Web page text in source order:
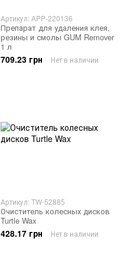
Артикул: APP-220136
Препарат для удаления клея,
резины и смолы GUM Remover
1 л
709.23 грн Нет в наличии
Артикул: TW-52885
Очиститель колесных дисков
Turtle Wax
428.17 грн Нет в наличии